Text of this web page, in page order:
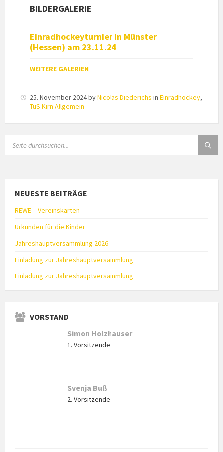
BILDERGALERIE
Einradhockeyturnier in Münster
(Hessen) am 23.11.24
WEITERE GALERIEN
25. November 2024byNicolas Diederichs in Einradhockey,
TuS Kirn Allgemein
NEUESTE BEITRÄGE
REWE – Vereinskarten
Urkunden für die Kinder
Jahreshauptversammlung 2026
Einladung zur Jahreshauptversammlung
Einladung zur Jahreshauptversammlung
VORSTAND
Simon Holzhauser
1. Vorsitzende
Svenja Buß
2. Vorsitzende